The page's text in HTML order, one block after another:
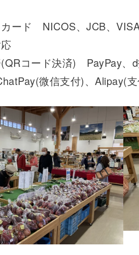
カード NICOS、JCB、
(QRコード決済) PayPay、
微信支付)、Alipay(